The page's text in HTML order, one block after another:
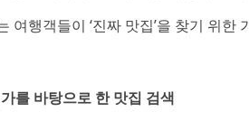
여행객들이 ‘진짜 맛집’을 찾기 위한
를 바탕으로 한 맛집 검색